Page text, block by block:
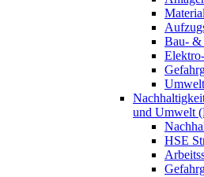
Bau- &
Umwelt
und Umwelt
HSE